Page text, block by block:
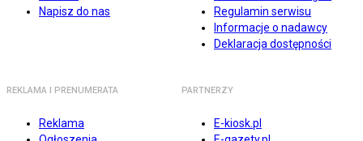
Napisz do nas
Regulamin serwisu
Informacje o nadawcy
Deklaracja dostępności
REKLAMA I PRENUMERATA
Reklama
PARTNERZY
E-kiosk.pl